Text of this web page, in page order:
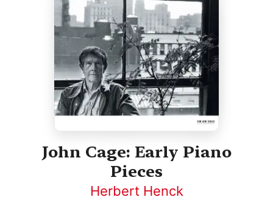
Buscar
John Cage: Early Piano
Pieces
Herbert Henck